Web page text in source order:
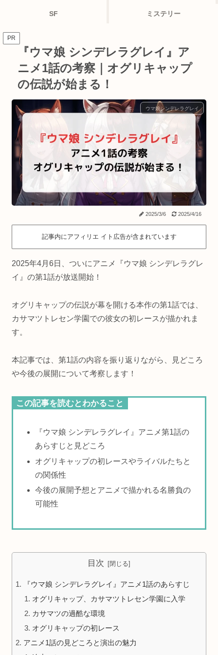
SF ミステリー
PR
『ウマ娘 シンデレラグレイ』ア
ニメ1話の考察｜オグリキャップ
の伝説が始まる！
ウマ娘シンデレラグレイ
2025/3/6 2025/4/16
記事内にアフィリエ イト広告が含まれています
2025年4月6日、ついにアニメ『ウマ娘 シンデレラグレ
イ』の第1話が放送開始！
オグリキャップの伝説が幕を開ける本作の第1話では、
カサマツトレセン学園での彼女の初レースが描かれま
す。
本記事では、第1話の内容を振り返りながら、見どころ
や今後の展開について考察します！
この記事を読むとわかること
『ウマ娘 シンデレラグレイ』アニメ第1話の
あらすじと見どころ
オグリキャップの初レースやライバルたちと
の関係性
今後の展開予想とアニメで描かれる名勝負の
可能性
目次
『ウマ娘 シンデレラグレイ』アニメ1話のあらすじ
オグリキャップ、カサマツトレセン学園に入学
カサマツの過酷な環境
オグリキャップの初レース
アニメ1話の見どころと演出の魅力